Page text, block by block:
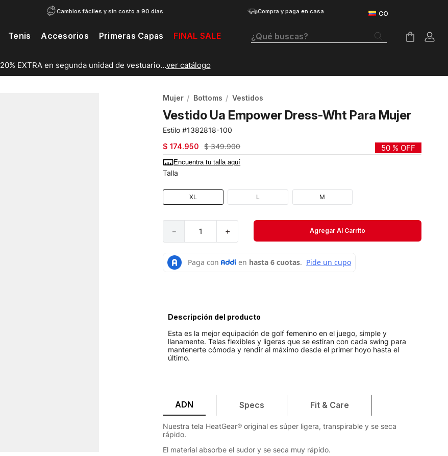
Cambios fáciles y sin costo a 90 días Compra y paga en casa
Tenis Accesorios Primeras Capas FINAL SALE ¿Qué buscas?
20% EXTRA en segunda unidad de vestuario...ver catálogo
Mujer Bottoms Vestidos
Vestido Ua Empower Dress-Wht Para Mujer
1382818-100
$ 174.950 $ 349.900 50 % OFF
Encuentra tu talla aquí
Talla
XL L M
＋
－ Agregar Al Carrito
Descripción del producto
Esta es la mejor equipación de golf femenino en el juego, simple y
llanamente. Telas flexibles y ligeras que se estiran con cada swing para
mantenerte cómoda y rendir al máximo desde el primer hoyo hasta el
último.
ADN Specs Fit & Care
Nuestra tela HeatGear® original es súper ligera, transpirable y se seca
rápido.
El material absorbe el sudor y se seca muy rápido.
Botas
Tenis Mujer
Tenis Hombre
Guayos